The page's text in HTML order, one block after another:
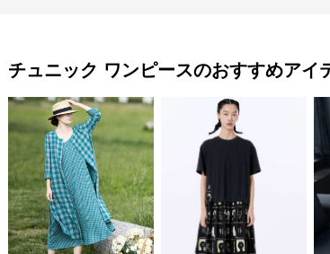
チュニック ワンピースのおすすめアイ